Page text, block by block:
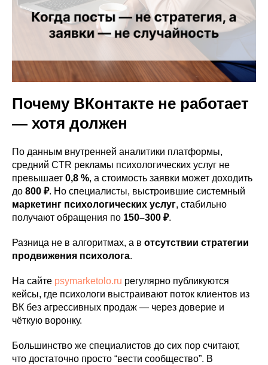
Почему ВКонтакте не работает
— хотя должен
По данным внутренней аналитики платформы,
средний CTR рекламы психологических услуг не
превышает 0,8 %, а стоимость заявки может доходить
до 800 ₽. Но специалисты, выстроившие системный
маркетинг психологических услуг, стабильно
получают обращения по 150–300 ₽.
Разница не в алгоритмах, а в отсутствии стратегии
продвижения психолога.
На сайте psymarketolo.ru регулярно публикуются
кейсы, где психологи выстраивают поток клиентов из
ВК без агрессивных продаж — через доверие и
чёткую воронку.
Большинство же специалистов до сих пор считают,
что достаточно просто “вести сообщество”. В